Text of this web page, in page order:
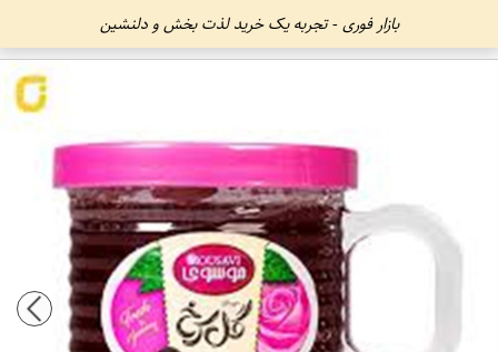
بازار فوری - تجربه یک خرید لذت بخش و دلنشین